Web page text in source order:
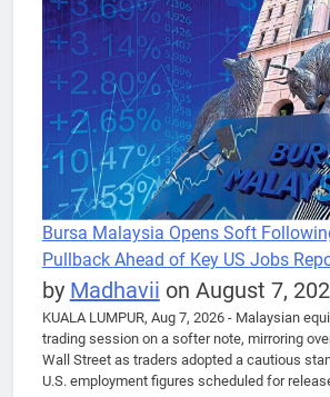
Bursa Malaysia Opens Soft
Pullback Ahead of Key US Jobs
by Madhavii on August 7,
KUALA LUMPUR, Aug 7, 2026 - Malaysian
trading session on a softer note, mirroring
Wall Street as traders adopted a cautious
U.S. employment figures scheduled for